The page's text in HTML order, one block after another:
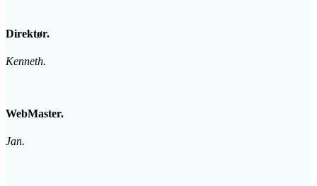
Direktør.
Kenneth.
WebMaster.
Jan.